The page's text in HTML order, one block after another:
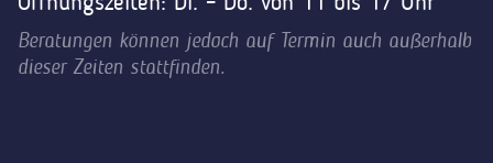
Beratungen können jedoch auf Termin auch außerhalb
dieser Zeiten stattfinden.